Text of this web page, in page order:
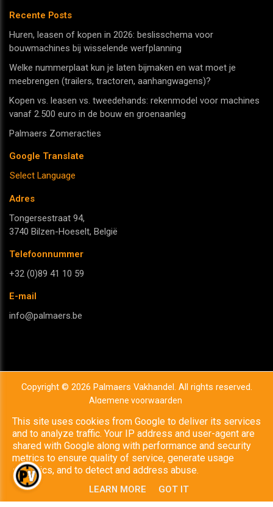
Recente Posts
Huren, leasen of kopen in 2026: beslisschema voor
bouwmachines bij wisselende werfplanning
Welke nummerplaat kun je laten bijmaken en wat moet je
meebrengen (trailers, tractoren, aanhangwagens)?
Kopen vs. leasen vs. tweedehands: rekenmodel voor machines
vanaf 2.500 euro in de bouw en groenaanleg
Palmaers Zomeracties
Google Translate
Select Language
Adres
Tongersestraat 94,
3740 Bilzen-Hoeselt, België
Telefoonnummer
+32 (0)89 41 10 59
E-mail
info@palmaers.be
Copyright © 2026 Palmaers Vakhandel. All rights reserved.
Algemene voorwaarden
UP-TO-DATE WebDesign
This site uses cookies from Google to deliver its services
and to analyze traffic. Your IP address and user-agent are
shared with Google along with performance and security
metrics to ensure quality of service, generate usage
statistics, and to detect and address abuse.
LEARN MORE GOT IT